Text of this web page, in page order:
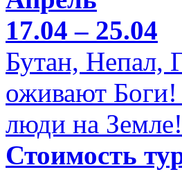
17.04 – 25.04
Бутан, Непал,
оживают Боги!
люди на Земле!
Стоимость